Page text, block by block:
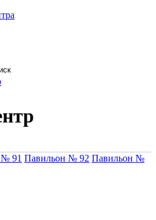
91 Павильон № 92 Павильон №